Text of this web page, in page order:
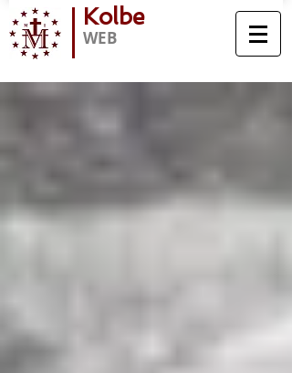
Kolbe
WEB